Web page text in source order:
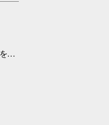
1F ハチオウジマルシェは2026年8月31日(月)をもちまして、営業を終了させていただきます。 これまでのご愛顧ありがとうございました。 また、1Fフロアにつきましては、今冬にリニューアルを予定しております。